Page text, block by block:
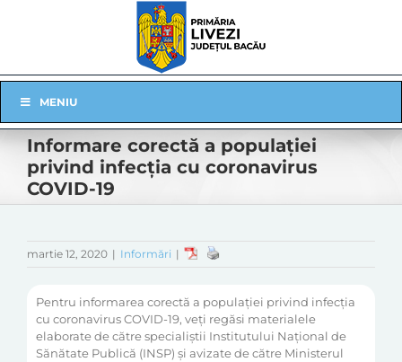
Navigation
MENIU
Informare corectă a populației
privind infecția cu coronavirus
COVID-19
martie 12, 2020 | Informări |
Pentru informarea corectă a populației privind infecția
cu coronavirus COVID-19, veți regăsi materialele
elaborate de către specialiștii Institutului Național de
Sănătate Publică (INSP) și avizate de către Ministerul